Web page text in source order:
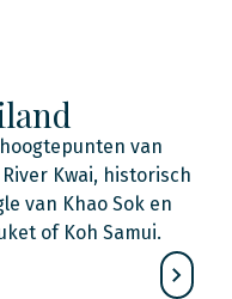
van
Kwai, historisch
van Khao Sok en
of Koh Samui.